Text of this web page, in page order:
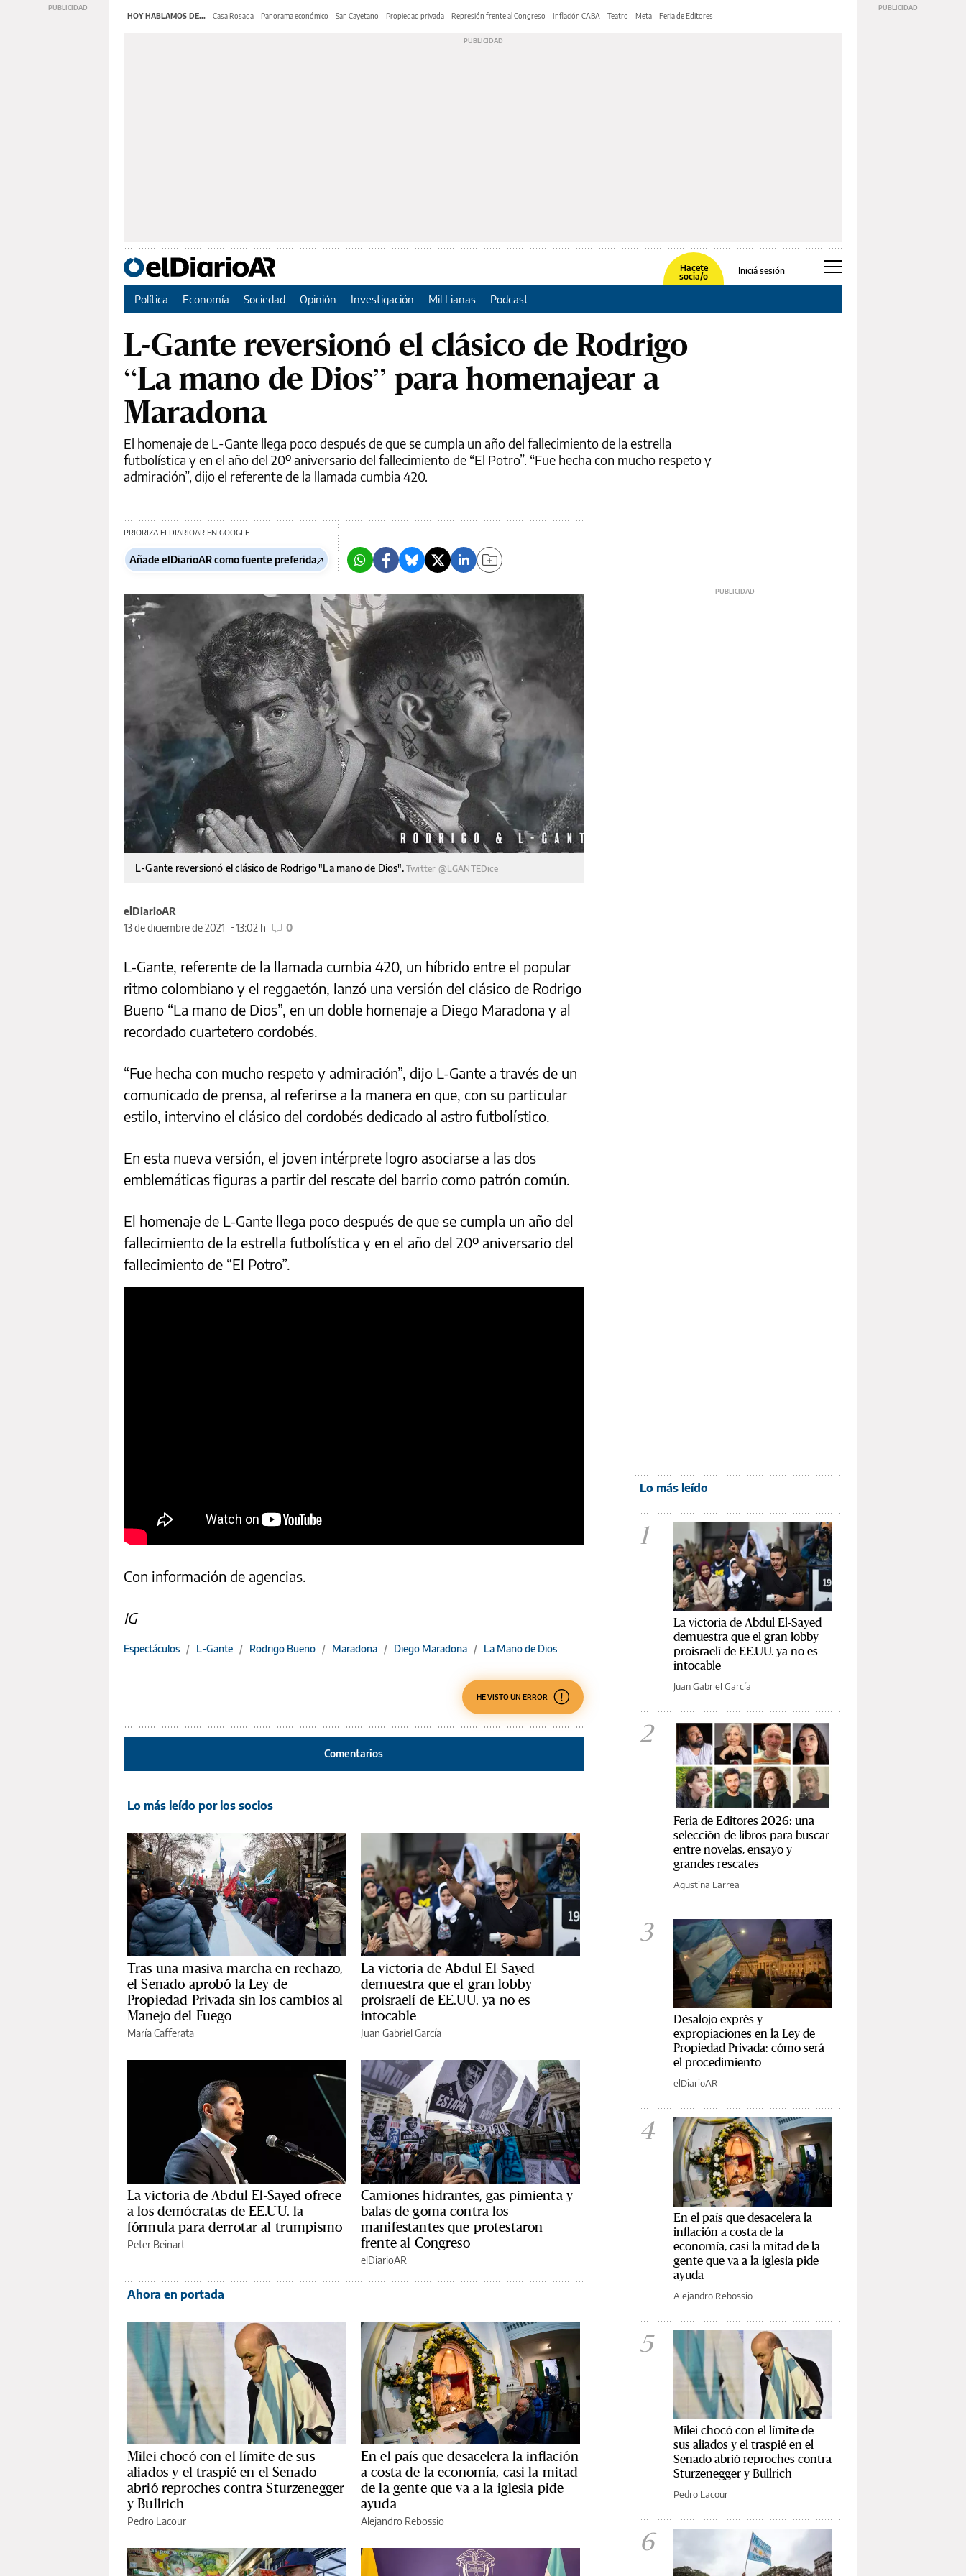
HOY HABLAMOS DE... Casa Rosada Panorama económico San Cayetano Propiedad privada Represión frente al Congreso Inflación CABA Teatro Meta Feria de Editores
Hacete
socia/o
Iniciá sesión
Política Economía Sociedad Opinión Investigación Mil Lianas Podcast
L-Gante reversionó el clásico de Rodrigo
“La mano de Dios” para homenajear a
Maradona
El homenaje de L-Gante llega poco después de que se cumpla un año del fallecimiento de la estrella
futbolística y en el año del 20º aniversario del fallecimiento de “El Potro”. “Fue hecha con mucho respeto y
admiración”, dijo el referente de la llamada cumbia 420.
PRIORIZA ELDIARIOAR EN GOOGLE
Añade elDiarioAR como fuente preferida
L-Gante reversionó el clásico de Rodrigo "La mano de Dios". Twitter @LGANTEDice
elDiarioAR
13 de diciembre de 2021
13:02 h 0
L-Gante, referente de la llamada cumbia 420, un híbrido entre el popular
ritmo colombiano y el reggaetón, lanzó una versión del clásico de Rodrigo
Bueno “La mano de Dios”, en un doble homenaje a Diego Maradona y al
recordado cuartetero cordobés.
“Fue hecha con mucho respeto y admiración”, dijo L-Gante a través de un
comunicado de prensa, al referirse a la manera en que, con su particular
estilo, intervino el clásico del cordobés dedicado al astro futbolístico.
En esta nueva versión, el joven intérprete logro asociarse a las dos
emblemáticas figuras a partir del rescate del barrio como patrón común.
El homenaje de L-Gante llega poco después de que se cumpla un año del
fallecimiento de la estrella futbolística y en el año del 20º aniversario del
fallecimiento de “El Potro”.
Con información de agencias.
IG
Espectáculos / L-Gante / Rodrigo Bueno / Maradona / Diego Maradona / La Mano de Dios
HE VISTO UN ERROR
Comentarios
Lo más leído por los socios
Tras una masiva marcha en rechazo,
el Senado aprobó la Ley de
Propiedad Privada sin los cambios al
Manejo del Fuego
María Cafferata
La victoria de Abdul El-Sayed
demuestra que el gran lobby
proisraelí de EE.UU. ya no es
intocable
Juan Gabriel García
La victoria de Abdul El-Sayed ofrece
a los demócratas de EE.UU. la
fórmula para derrotar al trumpismo
Peter Beinart
Camiones hidrantes, gas pimienta y
balas de goma contra los
manifestantes que protestaron
frente al Congreso
elDiarioAR
Ahora en portada
Milei chocó con el límite de sus
aliados y el traspié en el Senado
abrió reproches contra Sturzenegger
y Bullrich
Pedro Lacour
En el país que desacelera la inflación
a costa de la economía, casi la mitad
de la gente que va a la iglesia pide
ayuda
Alejandro Rebossio
Lo más leído
1
La victoria de Abdul El-Sayed
demuestra que el gran lobby
proisraelí de EE.UU. ya no es
intocable
Juan Gabriel García
2
Feria de Editores 2026: una
selección de libros para buscar
entre novelas, ensayo y
grandes rescates
Agustina Larrea
3
Desalojo exprés y
expropiaciones en la Ley de
Propiedad Privada: cómo será
el procedimiento
elDiarioAR
4
En el país que desacelera la
inflación a costa de la
economía, casi la mitad de la
gente que va a la iglesia pide
ayuda
Alejandro Rebossio
5
Milei chocó con el límite de
sus aliados y el traspié en el
Senado abrió reproches contra
Sturzenegger y Bullrich
Pedro Lacour
6